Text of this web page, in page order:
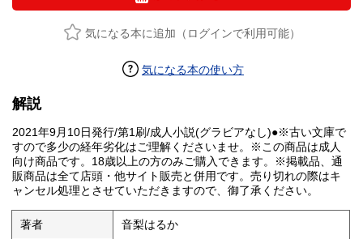
気になる本に追加（ログインで利用可能）
気になる本の使い方
解説
2021年9月10日発行/第1刷/成人小説(グラビアなし)●※古い文庫で
すので多少の経年劣化はご理解くださいませ。※この商品は成人
向け商品です。18歳以上の方のみご購入できます。※掲載品、通
販商品は全て店頭・他サイト販売と併用です。売り切れの際はキ
ャンセル処理とさせていただきますので、御了承ください。
著者 音梨はるか